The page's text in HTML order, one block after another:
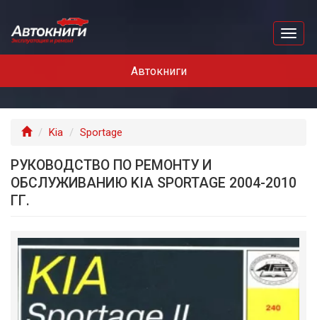
Автокниги
Главная
Kia Sportage
РУКОВОДСТВО ПО РЕМОНТУ И
ОБСЛУЖИВАНИЮ KIA SPORTAGE 2004-2010
ГГ.